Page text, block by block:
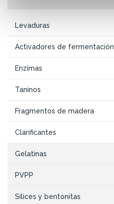
Levaduras
Activadores de fermentación
Enzimas
Taninos
Fragmentos de madera
Clarificantes
Gelatinas
PVPP
Sílices y bentonitas